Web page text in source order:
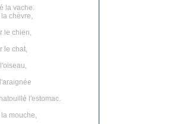
la vache.
chèvre,
le chien,
le chat,
l'estomac.
mouche,